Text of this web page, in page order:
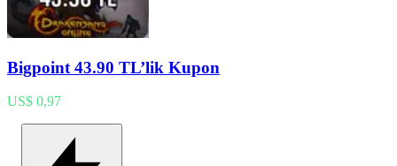
Bigpoint 43.90 TL’lik Kupon
US$ 0,97